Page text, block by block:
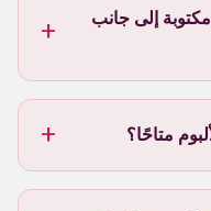
إلى جانب
+
متاحًا؟ +